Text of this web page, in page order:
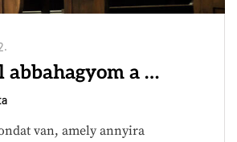
abbahagyom a …
van, amely annyira